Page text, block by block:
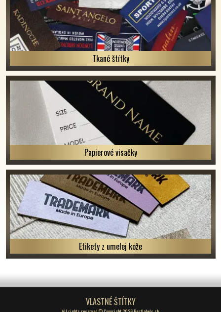
Tkané štítky
Papierové visačky
Etikety z umelej kože
VLASTNÉ ŠTÍTKY